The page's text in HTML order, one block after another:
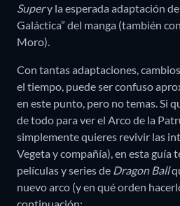
Supery la esperada adaptación
Galáctica” del manga (también
Moro).
Con tantas adaptaciones,
el tiempo, puede ser confuso
en este punto, pero no temas. Si
de todo para ver el Arco de la
simplemente quieres revivir las
Vegeta y compañía), en esta guía
películas y series de Dragon Ball
nuevo arco (y en qué orden